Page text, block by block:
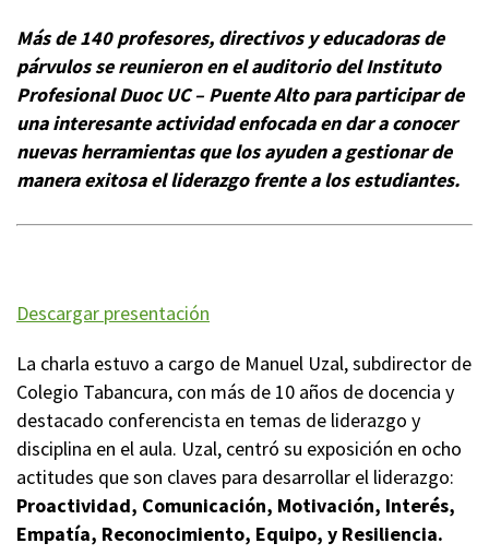
Más de 140 profesores, directivos y educadoras de
párvulos se reunieron en el auditorio del Instituto
Profesional Duoc UC – Puente Alto para participar de
una interesante actividad enfocada en dar a conocer
nuevas herramientas que los ayuden a gestionar de
manera exitosa el liderazgo frente a los estudiantes.
Descargar presentación
La charla estuvo a cargo de Manuel Uzal, subdirector de
Colegio Tabancura, con más de 10 años de docencia y
destacado conferencista en temas de liderazgo y
disciplina en el aula. Uzal, centró su exposición en ocho
actitudes que son claves para desarrollar el liderazgo:
Proactividad, Comunicación, Motivación, Interés,
Empatía, Reconocimiento, Equipo, y Resiliencia.